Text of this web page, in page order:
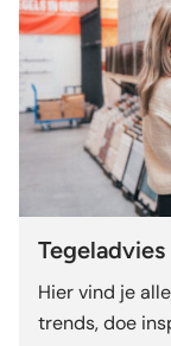
Hier vind je
trends, doe